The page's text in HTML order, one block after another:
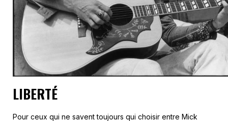
LIBERTÉ
Pour ceux qui ne savent toujours qui choisir entre Mick